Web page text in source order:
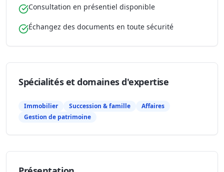
Consultation en présentiel disponible
Échangez des documents en toute sécurité
Spécialités et domaines d'expertise
Immobilier Succession & famille
Affaires
Gestion de patrimoine